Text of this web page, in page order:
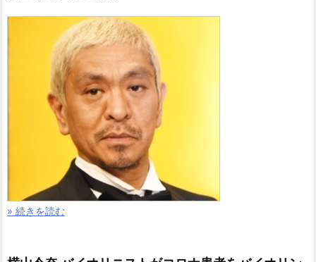
» 続きを読む